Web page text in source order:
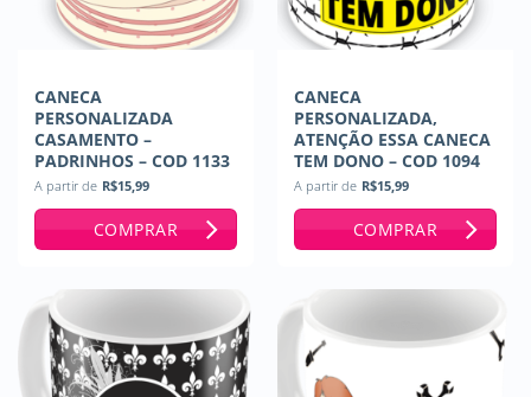
CANECA
PERSONALIZADA
CASAMENTO –
PADRINHOS – COD 1133
A partir de R$15,99
COMPRAR
CANECA
PERSONALIZADA,
ATENÇÃO ESSA CANECA
TEM DONO – COD 1094
A partir de R$15,99
COMPRAR